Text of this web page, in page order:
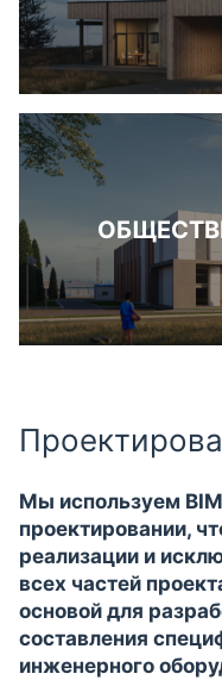
Мы используем
проектировании,
реализации и
всех частей
основой для
составления
инженерного